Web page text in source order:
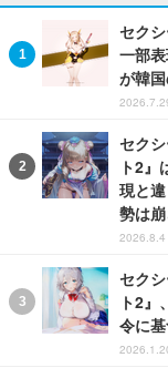
セク
一部
が韓
セク
ト2』
現と
勢は
セク
ト2』
令に